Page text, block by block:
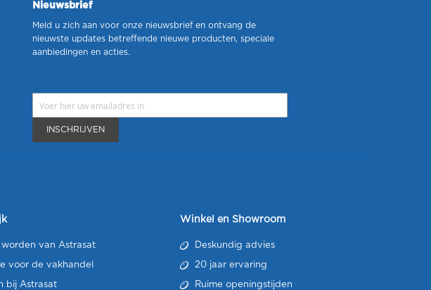
Nieuwsbrief
Meld u zich aan voor onze nieuwsbrief en ontvang de
nieuwste updates betreffende nieuwe producten, speciale
aanbiedingen en acties.
INSCHRIJVEN
worden van Astrasat
voor de vakhandel
bij Astrasat
Winkel en Showroom
Deskundig advies
20 jaar ervaring
Ruime openingstijden